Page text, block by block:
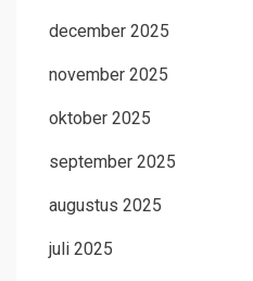
december 2025
november 2025
oktober 2025
september 2025
augustus 2025
juli 2025